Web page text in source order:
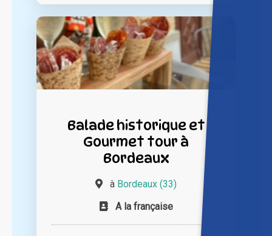
Balade historique et
Gourmet tour à
Bordeaux
à Bordeaux (33)
A la française